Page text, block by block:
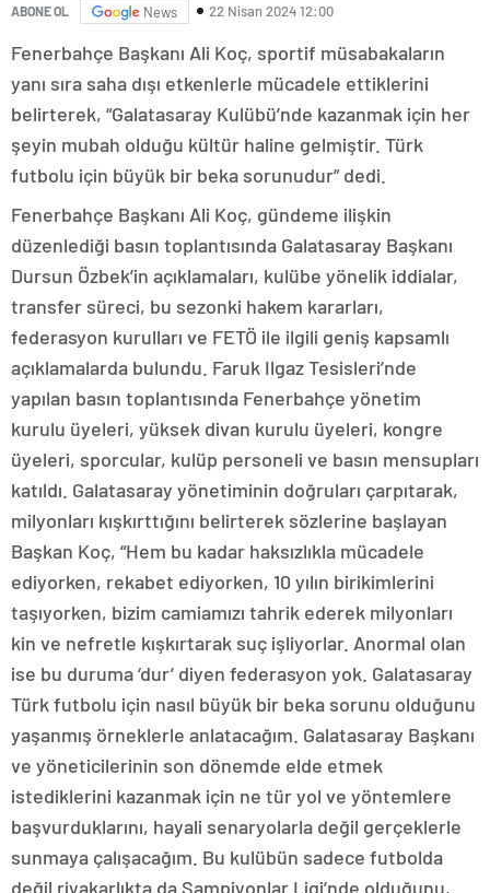
ABONE OL News 22 Nisan 2024 12:00
Fenerbahçe Başkanı Ali Koç, sportif müsabakaların
yanı sıra saha dışı etkenlerle mücadele ettiklerini
belirterek, “Galatasaray Kulübü’nde kazanmak için her
şeyin mubah olduğu kültür haline gelmiştir. Türk
futbolu için büyük bir beka sorunudur” dedi.
Fenerbahçe Başkanı Ali Koç, gündeme ilişkin
düzenlediği basın toplantısında Galatasaray Başkanı
Dursun Özbek’in açıklamaları, kulübe yönelik iddialar,
transfer süreci, bu sezonki hakem kararları,
federasyon kurulları ve FETÖ ile ilgili geniş kapsamlı
açıklamalarda bulundu. Faruk Ilgaz Tesisleri’nde
yapılan basın toplantısında Fenerbahçe yönetim
kurulu üyeleri, yüksek divan kurulu üyeleri, kongre
üyeleri, sporcular, kulüp personeli ve basın mensupları
katıldı. Galatasaray yönetiminin doğruları çarpıtarak,
milyonları kışkırttığını belirterek sözlerine başlayan
Başkan Koç, “Hem bu kadar haksızlıkla mücadele
ediyorken, rekabet ediyorken, 10 yılın birikimlerini
taşıyorken, bizim camiamızı tahrik ederek milyonları
kin ve nefretle kışkırtarak suç işliyorlar. Anormal olan
ise bu duruma ‘dur’ diyen federasyon yok. Galatasaray
Türk futbolu için nasıl büyük bir beka sorunu olduğunu
yaşanmış örneklerle anlatacağım. Galatasaray Başkanı
ve yöneticilerinin son dönemde elde etmek
istediklerini kazanmak için ne tür yol ve yöntemlere
başvurduklarını, hayali senaryolarla değil gerçeklerle
sunmaya çalışacağım. Bu kulübün sadece futbolda
değil riyakarlıkta da Şampiyonlar Ligi’nde olduğunu,